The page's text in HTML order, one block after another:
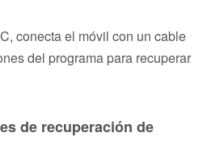
conecta el móvil con un cable
del programa para recuperar
de recuperación de